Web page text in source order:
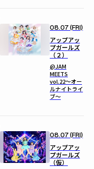
08.07 (FRI)
アップアッ
プガールズ
（２）
@JAM
MEETS
vol.22〜オー
ルナイトライ
ブ〜
08.07 (FRI)
アップアッ
プガールズ
（仮）